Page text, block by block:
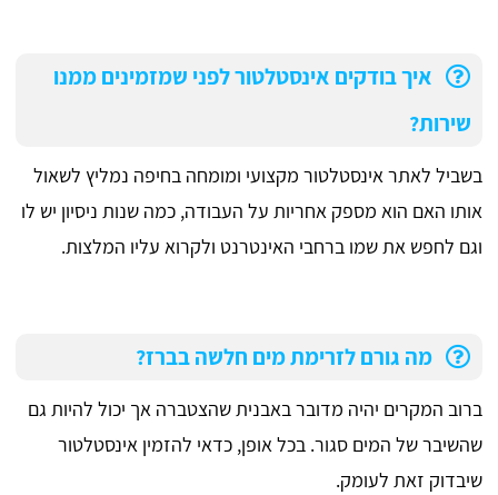
איך בודקים אינסטלטור לפני שמזמינים ממנו
שירות?
בשביל לאתר אינסטלטור מקצועי ומומחה בחיפה נמליץ לשאול
אותו האם הוא מספק אחריות על העבודה, כמה שנות ניסיון יש לו
וגם לחפש את שמו ברחבי האינטרנט ולקרוא עליו המלצות.
מה גורם לזרימת מים חלשה בברז?
ברוב המקרים יהיה מדובר באבנית שהצטברה אך יכול להיות גם
שהשיבר של המים סגור. בכל אופן, כדאי להזמין אינסטלטור
שיבדוק זאת לעומק.